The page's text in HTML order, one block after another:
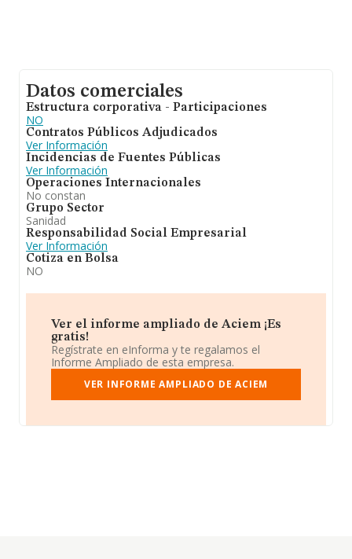
Datos comerciales
Estructura corporativa - Participaciones
NO
Contratos Públicos Adjudicados
Ver Información
Incidencias de Fuentes Públicas
Ver Información
Operaciones Internacionales
No constan
Grupo Sector
Sanidad
Responsabilidad Social Empresarial
Ver Información
Cotiza en Bolsa
NO
Ver el informe ampliado de Aciem ¡Es
gratis!
Regístrate en eInforma y te regalamos el
Informe Ampliado de esta empresa.
VER INFORME AMPLIADO DE ACIEM